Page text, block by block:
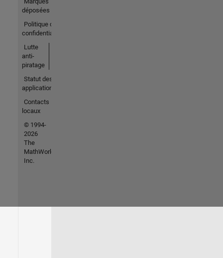
déposées
Politique de
confidentialité
Lutte
anti-
piratage
Statut des
applications
Contacts
locaux
© 1994-
2026
The
MathWorks,
Inc.